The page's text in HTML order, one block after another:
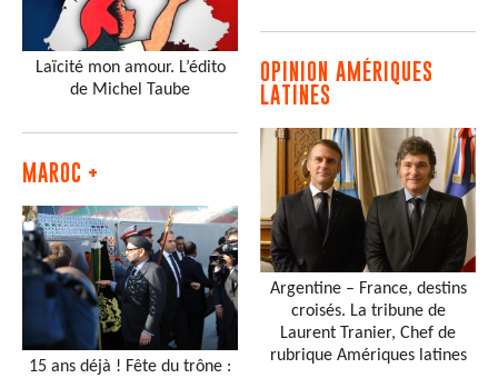
Laïcité mon amour. L’édito
de Michel Taube
MAROC +
15 ans déjà ! Fête du trône :
OPINION AMÉRIQUES
LATINES
Argentine – France, destins
croisés. La tribune de
Laurent Tranier, Chef de
rubrique Amériques latines